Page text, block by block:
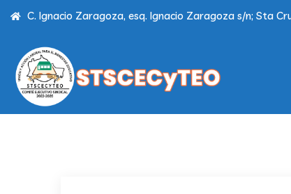
C. Ignacio Zaragoza, esq. Ignacio Zaragoza s/n; Sta